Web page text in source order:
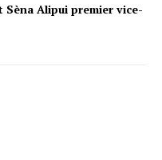
Sèna Alipui premier vice-